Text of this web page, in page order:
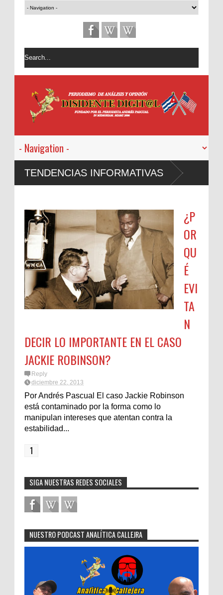
TENDENCIAS INFORMATIVAS
¿P
OR
QU
É
EVI
TA
N
DECIR LO IMPORTANTE EN EL CASO
JACKIE ROBINSON?
Reply
diciembre 22, 2013
Por Andrés Pascual El caso Jackie Robinson
está contaminado por la forma como lo
manipulan intereses que atentan contra la
estabilidad...
1
SIGA NUESTRAS REDES SOCIALES
NUESTRO PODCAST ANALÍTICA CALLEJRA